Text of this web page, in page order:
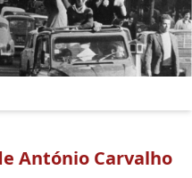
António Carvalho